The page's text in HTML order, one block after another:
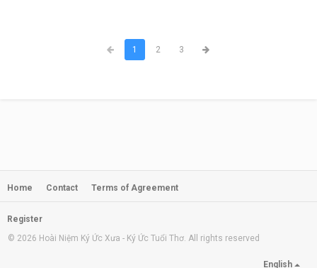
1 2 3
Home Contact Terms of Agreement
Register
© 2026 Hoài Niệm Ký Ức Xưa - Ký Ức Tuổi Thơ. All rights reserved
English